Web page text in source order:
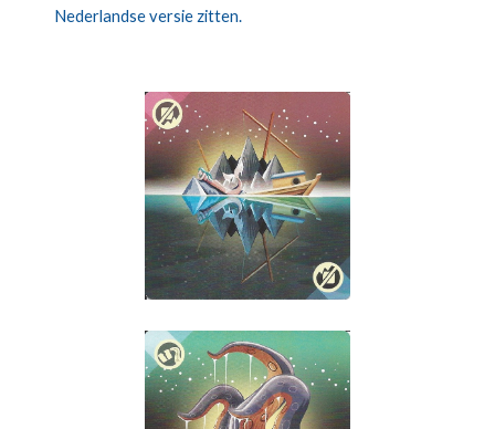
Nederlandse versie zitten.